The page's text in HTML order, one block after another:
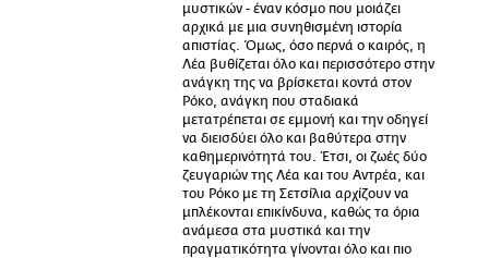
μυστικών - έναν κόσμο που μοιάζει
αρχικά με μια συνηθισμένη ιστορία
απιστίας. Όμως, όσο περνά ο καιρός, η
Λέα βυθίζεται όλο και περισσότερο στην
ανάγκη της να βρίσκεται κοντά στον
Ρόκο, ανάγκη που σταδιακά
μετατρέπεται σε εμμονή και την οδηγεί
να διεισδύει όλο και βαθύτερα στην
καθημερινότητά του. Έτσι, οι ζωές δύο
ζευγαριών της Λέα και του Αντρέα, και
του Ρόκο με τη Σετσίλια αρχίζουν να
μπλέκονται επικίνδυνα, καθώς τα όρια
ανάμεσα στα μυστικά και την
πραγματικότητα γίνονται όλο και πιο